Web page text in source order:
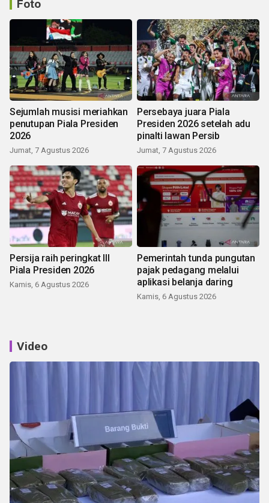
Foto
Sejumlah musisi meriahkan
penutupan Piala Presiden
2026
Jumat, 7 Agustus 2026
Persebaya juara Piala
Presiden 2026 setelah adu
pinalti lawan Persib
Jumat, 7 Agustus 2026
Persija raih peringkat III
Piala Presiden 2026
Kamis, 6 Agustus 2026
Pemerintah tunda pungutan
pajak pedagang melalui
aplikasi belanja daring
Kamis, 6 Agustus 2026
Video